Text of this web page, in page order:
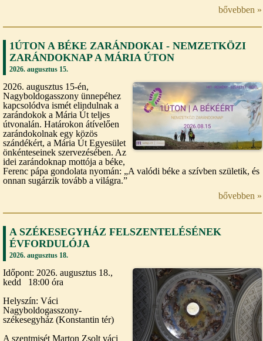
bővebben »
1ÚTON A BÉKE ZARÁNDOKAI - NEMZETKÖZI
ZARÁNDOKNAP A MÁRIA ÚTON
2026. augusztus 15.
2026. augusztus 15-én,
Nagyboldogasszony ünnepéhez
kapcsolódva ismét elindulnak a
zarándokok a Mária Út teljes
útvonalán. Határokon átívelően
zarándokolnak egy közös
szándékért, a Mária Út Egyesület
önkénteseinek szervezésében. Az
idei zarándoknap mottója a béke,
Ferenc pápa gondolata nyomán: „A valódi béke a szívben születik, és
onnan sugárzik tovább a világra.”
bővebben »
A SZÉKESEGYHÁZ FELSZENTELÉSÉNEK
ÉVFORDULÓJA
2026. augusztus 18.
Időpont: 2026. augusztus 18.,
kedd 18:00 óra
Helyszín: Váci
Nagyboldogasszony-
székesegyház (Konstantin tér)
A szentmisét Marton Zsolt váci